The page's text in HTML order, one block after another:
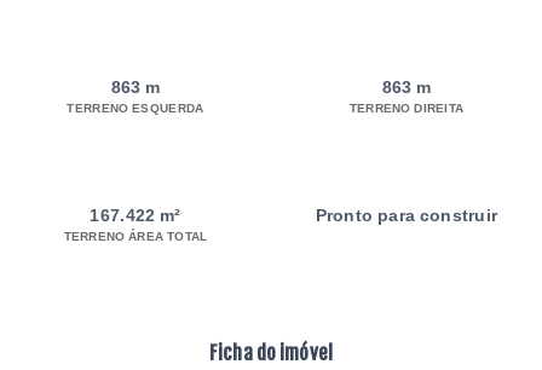
863 m
TERRENO ESQUERDA
863 m
TERRENO DIREITA
167.422 m²
TERRENO ÁREA TOTAL
Pronto para construir
Ficha do imóvel